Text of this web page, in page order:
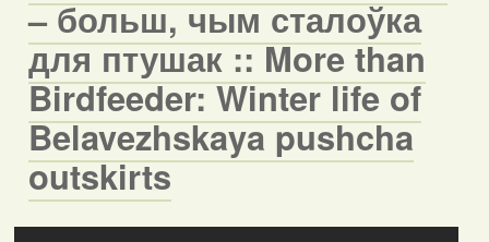
– больш, чым сталоўка
для птушак :: More than
Birdfeeder: Winter life of
Belavezhskaya pushcha
outskirts